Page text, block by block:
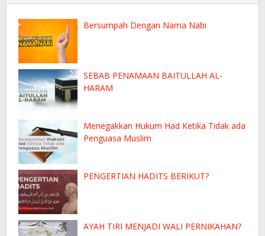
Bersumpah Dengan Nama Nabi
SEBAB PENAMAAN BAITULLAH AL-
HARAM
Menegakkan Hukum Had Ketika Tidak ada
Penguasa Muslim
PENGERTIAN HADITS BERIKUT?
AYAH TIRI MENJADI WALI PERNIKAHAN?